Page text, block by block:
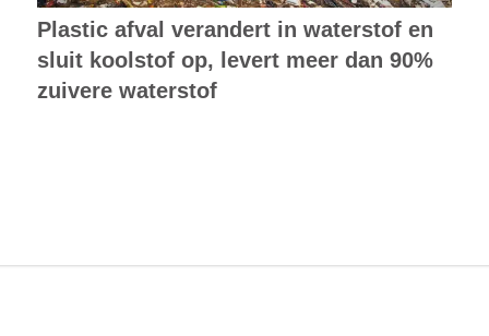
Plastic afval verandert in waterstof en
sluit koolstof op, levert meer dan 90%
zuivere waterstof